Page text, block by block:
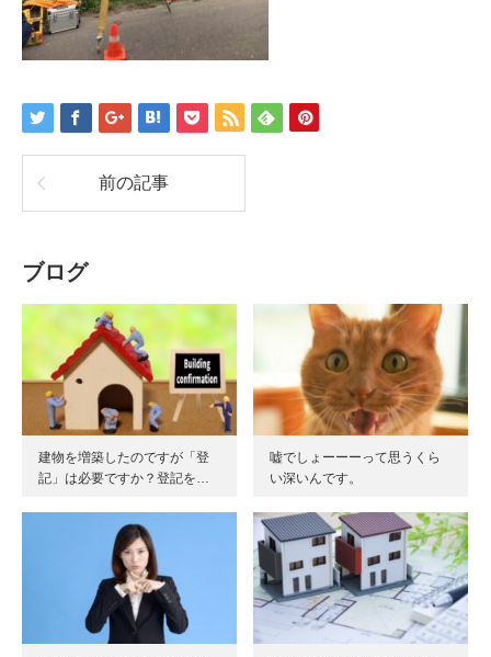
前の記事
ブログ
建物を増築したのですが「登
記」は必要ですか？登記を…
嘘でしょーーーって思うくら
い深いんです。